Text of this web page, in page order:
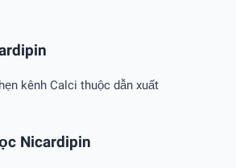
kênh Calci thuộc dẫn xuất
Nicardipin